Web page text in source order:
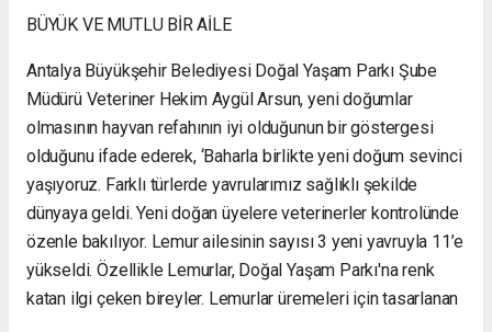
BÜYÜK VE MUTLU BİR AİLE
Antalya Büyükşehir Belediyesi Doğal Yaşam Parkı Şube
Müdürü Veteriner Hekim Aygül Arsun, yeni doğumlar
olmasının hayvan refahının iyi olduğunun bir göstergesi
olduğunu ifade ederek, ‘Baharla birlikte yeni doğum sevinci
yaşıyoruz. Farklı türlerde yavrularımız sağlıklı şekilde
dünyaya geldi. Yeni doğan üyelere veterinerler kontrolünde
özenle bakılıyor. Lemur ailesinin sayısı 3 yeni yavruyla 11’e
yükseldi. Özellikle Lemurlar, Doğal Yaşam Parkı'na renk
katan ilgi çeken bireyler. Lemurlar üremeleri için tasarlanan